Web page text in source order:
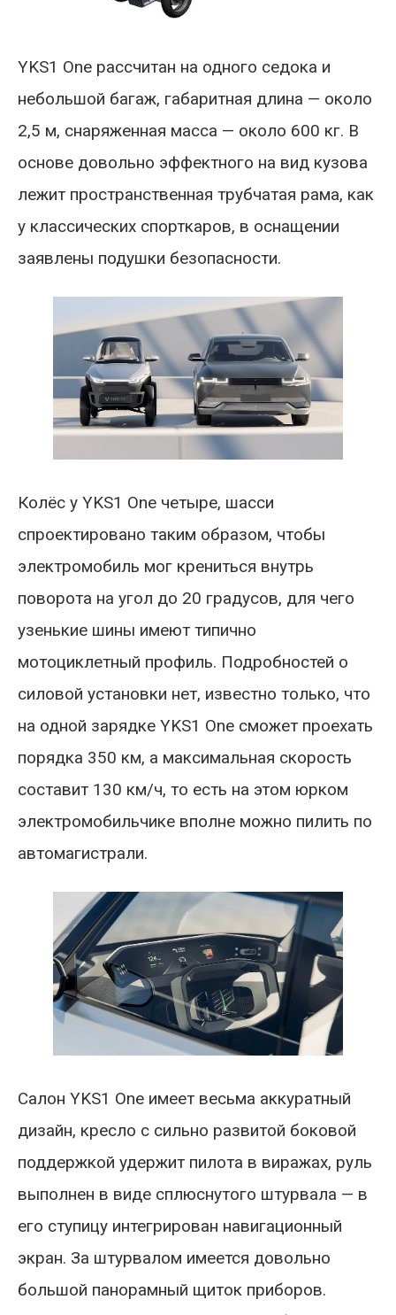
YKS1 One рассчитан на одного седока и
небольшой багаж, габаритная длина — около
2,5 м, снаряженная масса — около 600 кг. В
основе довольно эффектного на вид кузова
лежит пространственная трубчатая рама, как
у классических спорткаров, в оснащении
заявлены подушки безопасности.
Колёс у YKS1 One четыре, шасси
спроектировано таким образом, чтобы
электромобиль мог крениться внутрь
поворота на угол до 20 градусов, для чего
узенькие шины имеют типично
мотоциклетный профиль. Подробностей о
силовой установки нет, известно только, что
на одной зарядке YKS1 One сможет проехать
порядка 350 км, а максимальная скорость
составит 130 км/ч, то есть на этом юрком
электромобильчике вполне можно пилить по
автомагистрали.
Салон YKS1 One имеет весьма аккуратный
дизайн, кресло с сильно развитой боковой
поддержкой удержит пилота в виражах, руль
выполнен в виде сплюснутого штурвала — в
его ступицу интегрирован навигационный
экран. За штурвалом имеется довольно
большой панорамный щиток приборов.